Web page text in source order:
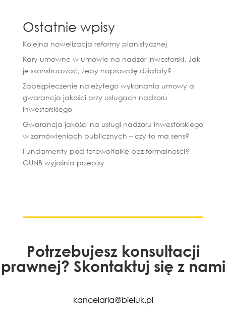
Ostatnie wpisy
Kolejna nowelizacja reformy planistycznej
Kary umowne w umowie na nadzór inwestorski. Jak
je skonstruować, żeby naprawdę działały?
Zabezpieczenie należytego wykonania umowy a
gwarancja jakości przy usługach nadzoru
inwestorskiego
Gwarancja jakości na usługi nadzoru inwestorskiego
w zamówieniach publicznych – czy to ma sens?
Fundamenty pod fotowoltaikę bez formalności?
GUNB wyjaśnia przepisy
Potrzebujesz konsultacji
prawnej? Skontaktuj się z nami
kancelaria@bieluk.pl